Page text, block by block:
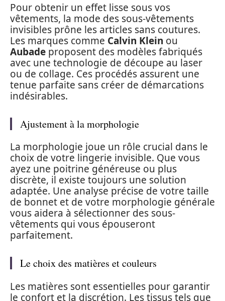
Pour obtenir un effet lisse sous vos
vêtements, la mode des sous-vêtements
invisibles prône les articles sans coutures.
Les marques comme Calvin Klein ou
Aubade proposent des modèles fabriqués
avec une technologie de découpe au laser
ou de collage. Ces procédés assurent une
tenue parfaite sans créer de démarcations
indésirables.
Ajustement à la morphologie
La morphologie joue un rôle crucial dans le
choix de votre lingerie invisible. Que vous
ayez une poitrine généreuse ou plus
discrète, il existe toujours une solution
adaptée. Une analyse précise de votre taille
de bonnet et de votre morphologie générale
vous aidera à sélectionner des sous-
vêtements qui vous épouseront
parfaitement.
Le choix des matières et couleurs
Les matières sont essentielles pour garantir
le confort et la discrétion. Les tissus tels que